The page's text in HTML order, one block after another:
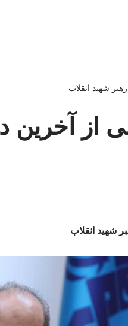
شهید انقلاب
از آخرین
شهید انقلاب